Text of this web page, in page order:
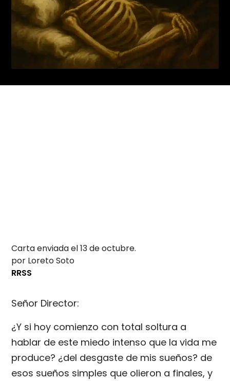
Carta enviada el 13 de octubre.
por Loreto Soto
RRSS
Señor Director:
¿Y si hoy comienzo con total soltura a
hablar de este miedo intenso que la vida me
produce? ¿del desgaste de mis sueños? de
esos sueños simples que olieron a finales, y